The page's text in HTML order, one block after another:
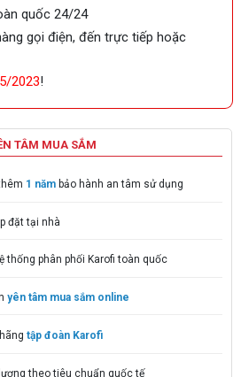
quốc 24/24
gọi điện, đến trực tiếp hoặc
2023!
TÂM MUA SẮM
1 năm bảo hành an tâm sử dụng
đặt tại nhà
thống phân phối Karofi toàn quốc
yên tâm mua sắm online
tập đoàn Karofi
theo tiêu chuẩn quốc tế